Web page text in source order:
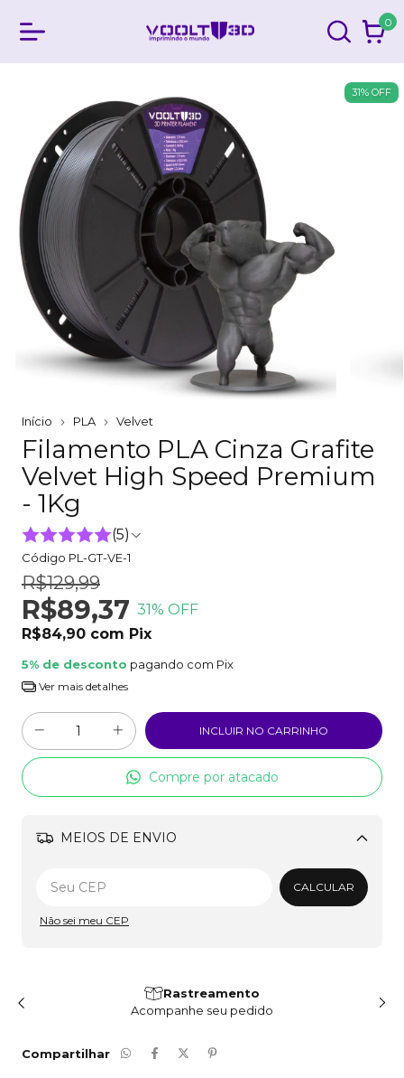
0
31% OFF
Início PLA Velvet
Filamento PLA Cinza Grafite
Velvet High Speed Premium
- 1Kg
(5)
Código PL-GT-VE-1
R$129,99
R$89,37 31% OFF
R$84,90 com Pix
5% de desconto pagando com Pix
Ver mais detalhes
Compre por atacado
MEIOS DE ENVIO
Alterar CEP
CALCULAR
Não sei meu CEP
Rastreamento
Acompanhe seu pedido
Compartilhar